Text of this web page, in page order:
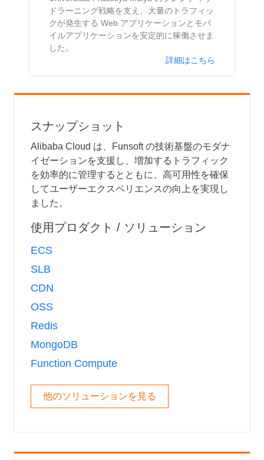
ドラーニング戦略を支え、大量のトラフィッ
クが発生する Web アプリケーションとモバ
イルアプリケーションを安定的に稼働させま
した。
詳細はこちら
スナップショット
Alibaba Cloud は、Funsoft の技術基盤のモダナ
イゼーションを支援し、増加するトラフィック
を効率的に管理するとともに、高可用性を確保
してユーザーエクスペリエンスの向上を実現し
ました。
使用プロダクト / ソリューション
ECS
SLB
CDN
OSS
Redis
MongoDB
Function Compute
他のソリューションを見る